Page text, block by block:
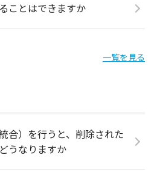
ことはできますか
一覧を見る
合）を行うと、削除された
うなりますか